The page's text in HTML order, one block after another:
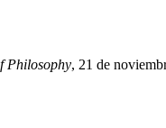
Philosophy, 21 de